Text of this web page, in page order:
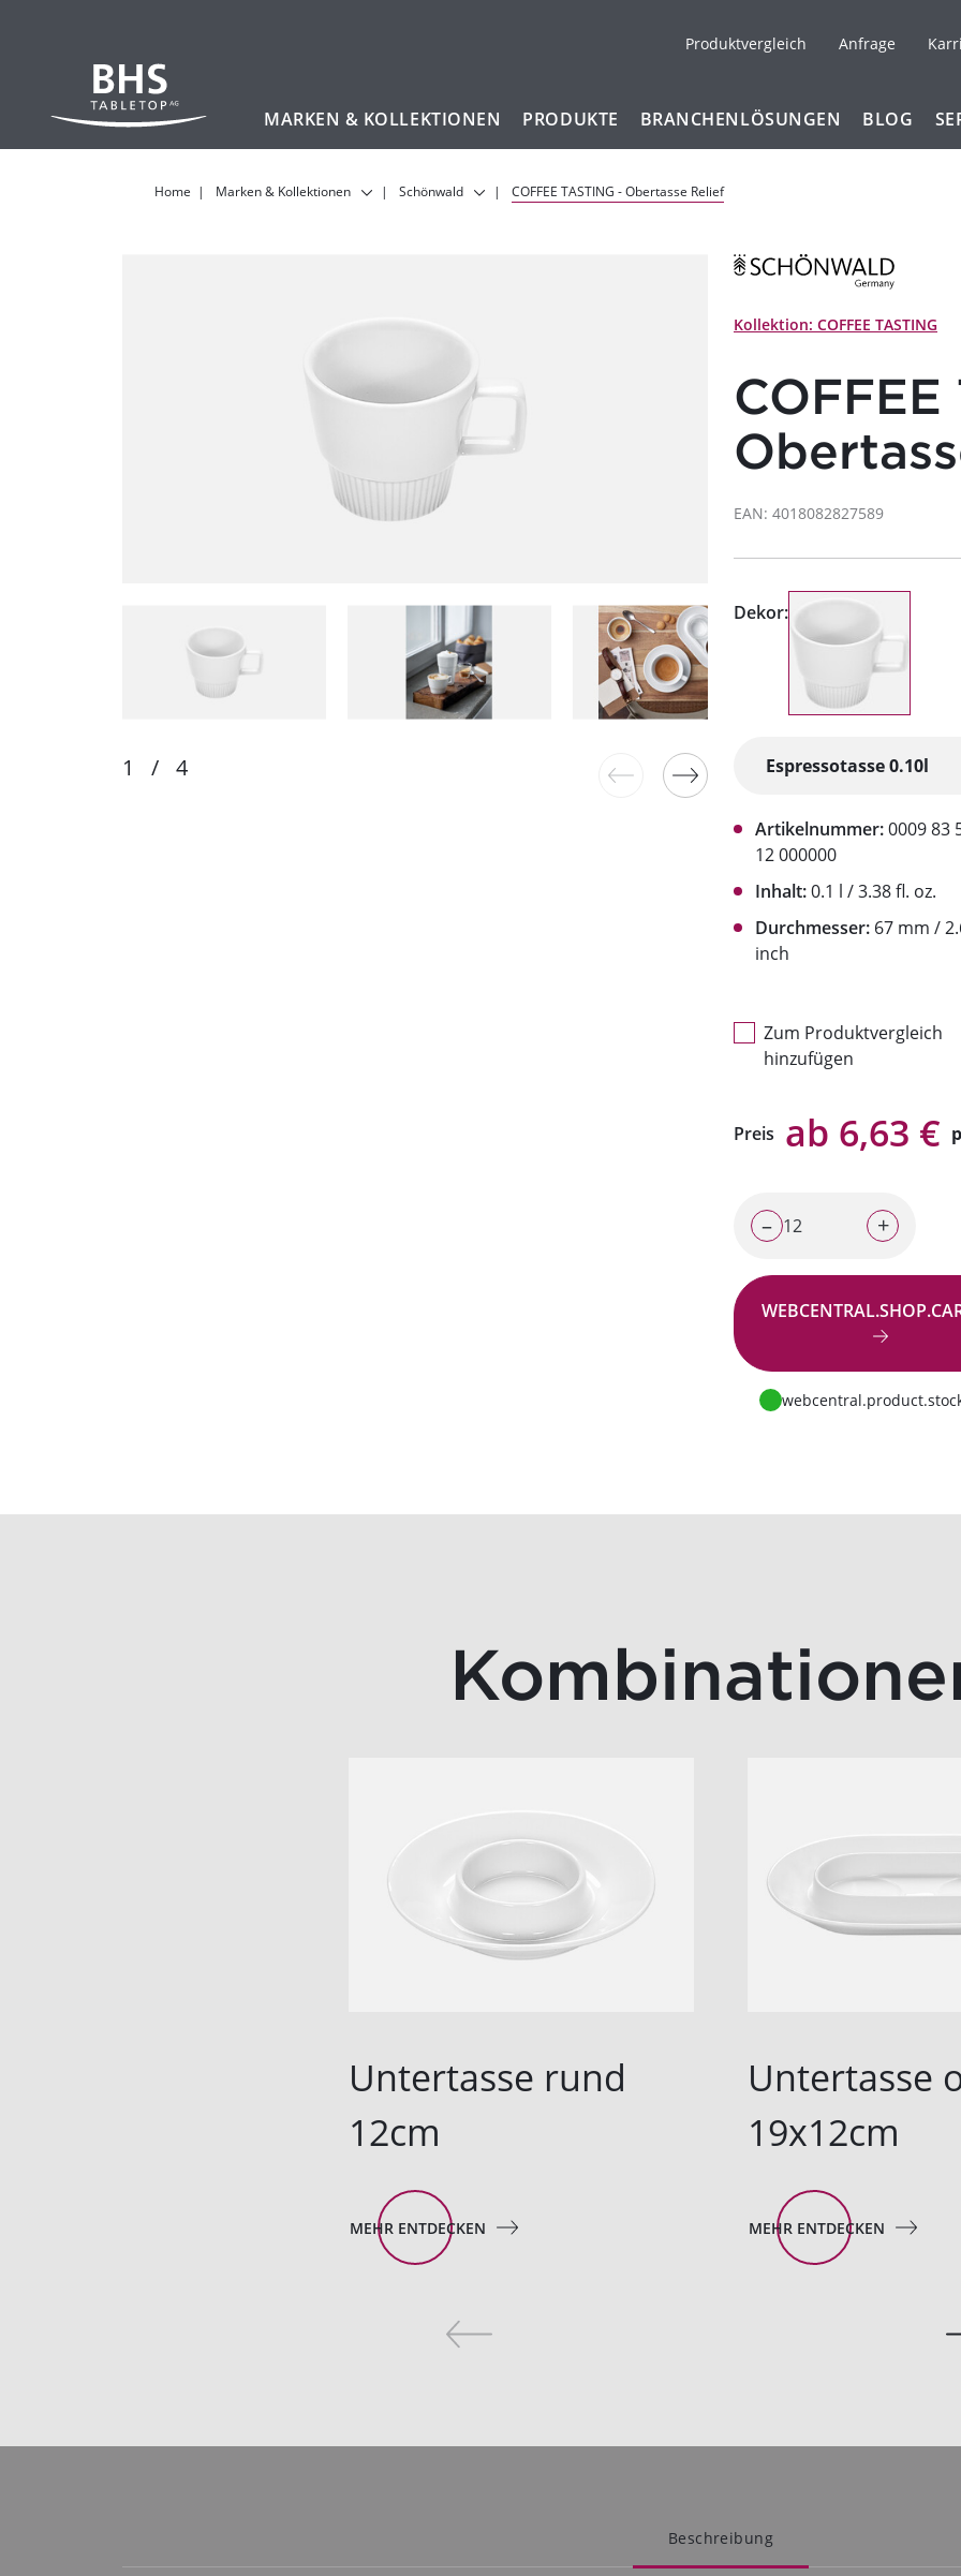
Produktvergleich Anfrage
MARKEN & KOLLEKTIONEN PRODUKTE BRANCHENLÖSUNGEN BLOG
Home Marken & Kollektionen Schönwald COFFEE TASTING - Obertasse Relief
Kollektion: COFFEE TASTING
COFFEE
EAN: 4018082827589
Dekor:
Artikelnummer:0009 83
12 000000
Inhalt:0.1 l / 3.38 fl. oz.
Durchmesser: 67 mm /
inch
Zum Produktvergleich
hinzufügen
Preis ab 6,63 €
– +
Zur Anfrage
Untertasse rund
12cm
MEHR ENTDECKEN
Untertasse
19x12cm
MEHR ENTDECKEN
Beschreibung